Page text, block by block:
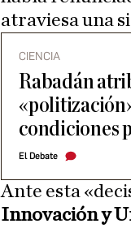
atraviesa una
CIENCIA
Rabadán
condiciones
El Debate
Ante esta
Innovación y